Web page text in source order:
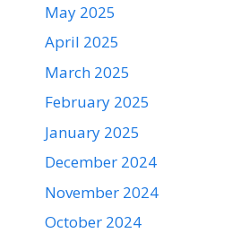
May 2025
April 2025
March 2025
February 2025
January 2025
December 2024
November 2024
October 2024